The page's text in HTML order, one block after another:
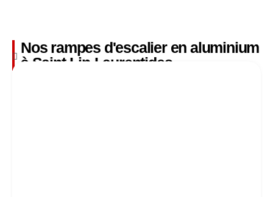
Nos rampes d'escalier en aluminium
à Saint-Lin-Laurentides